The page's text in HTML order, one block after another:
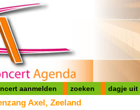
aanmelden zoeken dagje uit
Axel, Zeeland